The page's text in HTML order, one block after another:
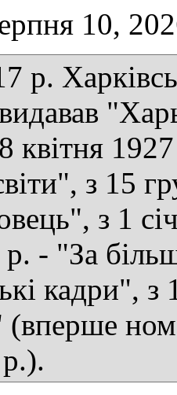
10,
р.
квітня
з 15
з 1
р. - "За
кадри",
(вперше